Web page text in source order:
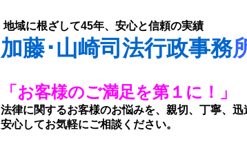
地域に根ざして45年、安心と信頼の実績
加藤･山崎司法行政事務
「お客様のご満足を第１に！」
法律に関するお客様のお悩みを、親切、丁寧、迅
安心してお気軽にご相談ください。